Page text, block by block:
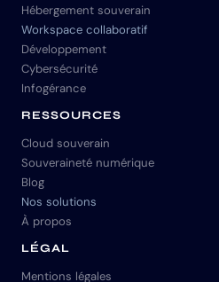
Hébergement souverain
Workspace collaboratif
Développement
Cybersécurité
Infogérance
RESSOURCES
Cloud souverain
Souveraineté numérique
Blog
Nos solutions
À propos
LÉGAL
Mentions légales